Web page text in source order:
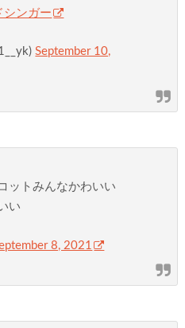
シンガー
September 10,
ットみんなかわいい
い
8, 2021